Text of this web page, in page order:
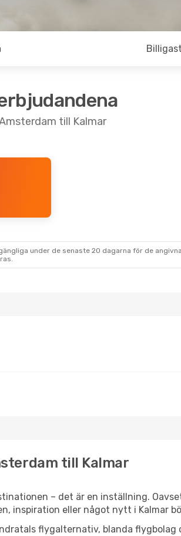
till Kalmar
under de senaste 20 dagarna för de
till Kalmar
– det är en inställning.
inspiration eller något nytt i Kalmar
flygalternativ, blanda flygbolag